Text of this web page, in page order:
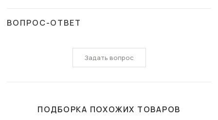
ВОПРОС-ОТВЕТ
Задать вопрос
ПОДБОРКА ПОХОЖИХ ТОВАРОВ